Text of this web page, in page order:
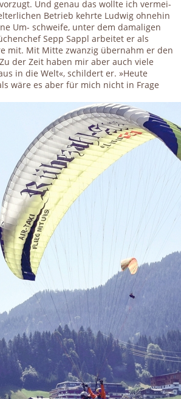
Und genau das wollte ich vermei-
Betrieb kehrte Ludwig ohnehin
Um- schweife, unter dem damaligen
Sepp Sappl arbeitet er als
mit. Mit Mitte zwanzig übernahm er den
der Zeit haben mir aber auch viele
in die Welt«, schildert er. »Heute
wäre es aber für mich nicht in Frage